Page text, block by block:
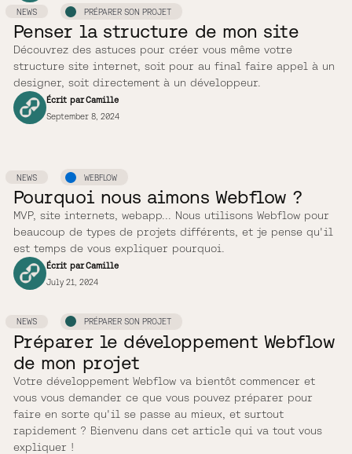
NEWS
PRÉPARER SON PROJET
Penser la structure de mon site
Découvrez des astuces pour créer vous même votre
structure site internet, soit pour au final faire appel à un
designer, soit directement à un développeur.
Écrit parCamille
September 8, 2024
NEWS WEBFLOW
Pourquoi nous aimons Webflow ?
MVP, site internets, webapp... Nous utilisons Webflow pour
beaucoup de types de projets différents, et je pense qu'il
est temps de vous expliquer pourquoi.
Écrit parCamille
July 21, 2024
NEWS PRÉPARER SON PROJET
Préparer le développement Webflow
de mon projet
Votre développement Webflow va bientôt commencer et
vous vous demander ce que vous pouvez préparer pour
faire en sorte qu'il se passe au mieux, et surtout
rapidement ? Bienvenu dans cet article qui va tout vous
expliquer !